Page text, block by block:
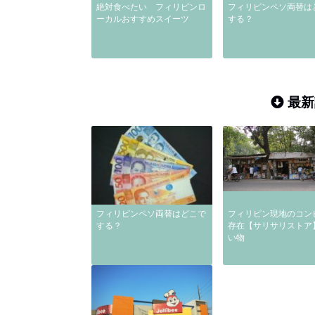
絶対食べたい フィリピンロ
ーカルおすすめスイーツ
フィリピンペソ両替は
する？
最
フィリピンペソ両替はどこで
する？
フィリピン現地のコン
存在【サリサリストア
い物